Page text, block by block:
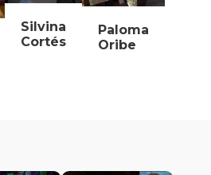
Silvina
Cortés
Paloma
Oribe